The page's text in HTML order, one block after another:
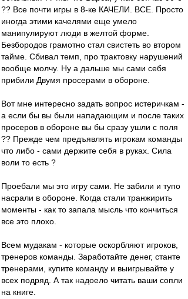
?? Все почти игры в 8-ке КАЧЕЛИ. ВСЕ. Просто
иногда этими качелями еще умело
манипулируют люди в желтой форме.
Безбородов грамотно стал свистеть во втором
тайме. Сбивал темп, про трактовку нарушений
вообще молчу. Ну а дальше мы сами себя
прибили Двумя просерами в обороне.
Вот мне интересно задать вопрос истеричкам -
а если бы вы были нападающим и после таких
просеров в обороне вы бы сразу ушли с поля
?? Прежде чем предъявлять игрокам команды
что либо - сами держите себя в руках. Сила
воли то есть ?
Проебали мы это игру сами. Не забили и тупо
насрали в обороне. Когда стали транжирить
моменты - как то запала мысль что кончиться
все это плохо.
Всем мудакам - которые оскорбляют игроков,
тренеров команды. Заработайте денег, станте
тренерами, купите команду и выигрывайте у
всех подряд. А так надоело читать ваши сопли
на книге.